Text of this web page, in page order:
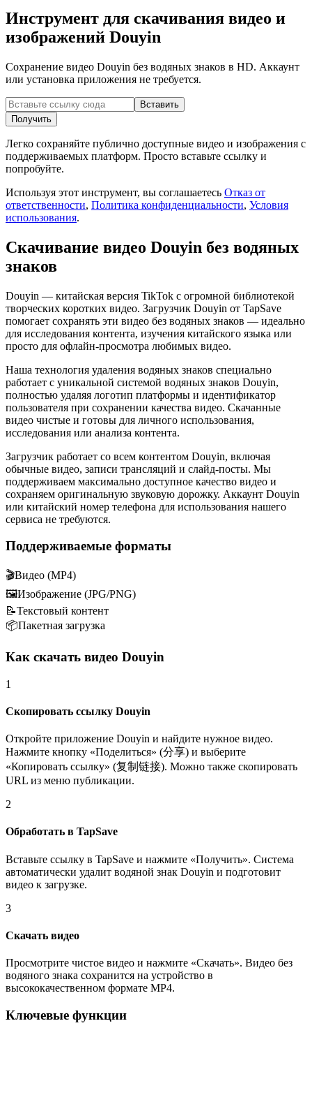
Инструмент для скачивания видео и
изображений Douyin
Сохранение видео Douyin без водяных знаков в HD. Аккаунт
или установка приложения не требуется.
Вставить
Получить
Легко сохраняйте публично доступные видео и изображения с
поддерживаемых платформ. Просто вставьте ссылку и
попробуйте.
Используя этот инструмент, вы соглашаетесь Отказ от
ответственности, Политика конфиденциальности, Условия
использования.
Скачивание видео Douyin без водяных
знаков
Douyin — китайская версия TikTok с огромной библиотекой
творческих коротких видео. Загрузчик Douyin от TapSave
помогает сохранять эти видео без водяных знаков — идеально
для исследования контента, изучения китайского языка или
просто для офлайн-просмотра любимых видео.
Наша технология удаления водяных знаков специально
работает с уникальной системой водяных знаков Douyin,
полностью удаляя логотип платформы и идентификатор
пользователя при сохранении качества видео. Скачанные
видео чистые и готовы для личного использования,
исследования или анализа контента.
Загрузчик работает со всем контентом Douyin, включая
обычные видео, записи трансляций и слайд-посты. Мы
поддерживаем максимально доступное качество видео и
сохраняем оригинальную звуковую дорожку. Аккаунт Douyin
или китайский номер телефона для использования нашего
сервиса не требуются.
Поддерживаемые форматы
🎬Видео (MP4)
🖼️Изображение (JPG/PNG)
📝Текстовый контент
📦Пакетная загрузка
Как скачать видео Douyin
1
Скопировать ссылку Douyin
Откройте приложение Douyin и найдите нужное видео.
Нажмите кнопку «Поделиться» (分享) и выберите
«Копировать ссылку» (复制链接). Можно также скопировать
URL из меню публикации.
2
Обработать в TapSave
Вставьте ссылку в TapSave и нажмите «Получить». Система
автоматически удалит водяной знак Douyin и подготовит
видео к загрузке.
3
Скачать видео
Просмотрите чистое видео и нажмите «Скачать». Видео без
водяного знака сохранится на устройство в
высококачественном формате MP4.
Ключевые функции